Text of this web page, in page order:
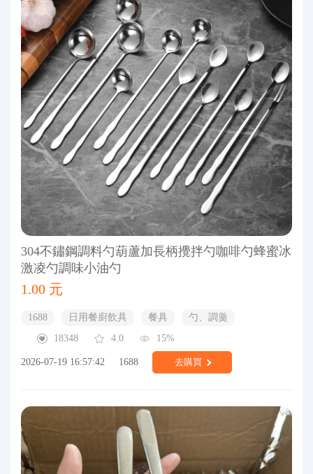
304不鏽鋼調料勺葫蘆加長柄攪拌勺咖啡勺蜂蜜冰
激凌勺調味小油勺
1.00 元
1688 日用餐廚飲具 餐具
勺、調羹
18348
4.0 15%
2026-07-19 16:57:42 1688 去購買